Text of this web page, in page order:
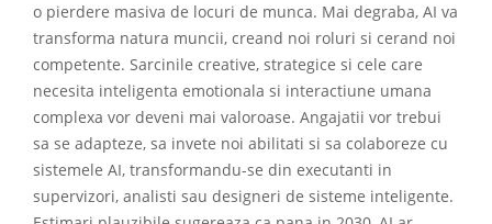
o pierdere masiva de locuri de munca. Mai degraba, AI va
transforma natura muncii, creand noi roluri si cerand noi
competente. Sarcinile creative, strategice si cele care
necesita inteligenta emotionala si interactiune umana
complexa vor deveni mai valoroase. Angajatii vor trebui
sa se adapteze, sa invete noi abilitati si sa colaboreze cu
sistemele AI, transformandu-se din executanti in
supervizori, analisti sau designeri de sisteme inteligente.